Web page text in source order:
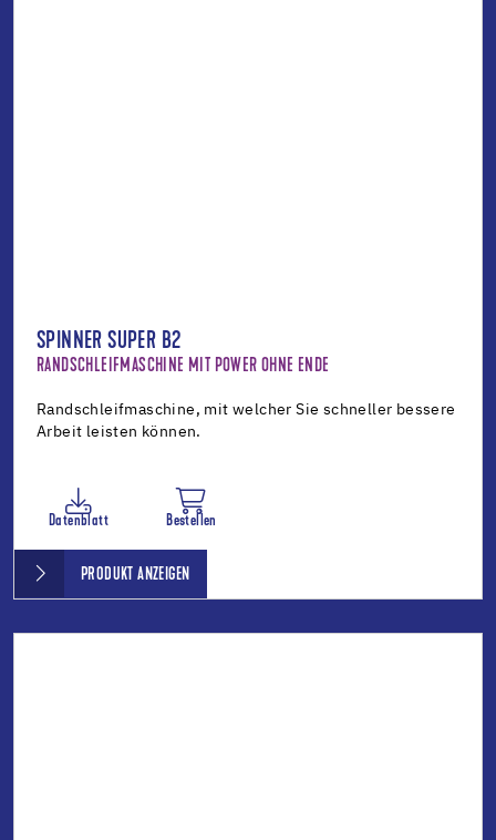
SPINNER SUPER B2
RANDSCHLEIFMASCHINE MIT POWER OHNE ENDE
Randschleifmaschine, mit welcher Sie schneller bessere
Arbeit leisten können.
Datenblatt Bestellen
PRODUKT ANZEIGEN